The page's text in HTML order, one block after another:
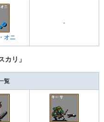
オニ
-
カリ」
覧